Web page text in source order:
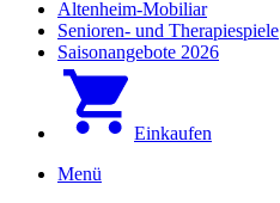
Altenheim-Mobiliar
Senioren- und Therapiespiele
Saisonangebote 2026
Einkaufen
Menü